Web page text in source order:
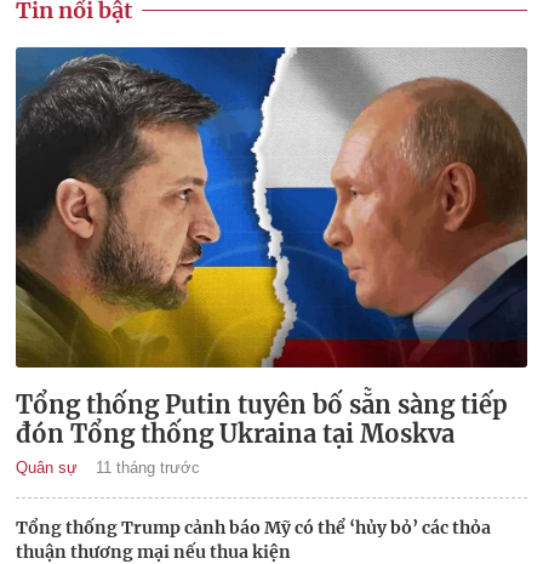
Tin nổi bật
Tổng thống Putin tuyên bố sẵn sàng tiếp
đón Tổng thống Ukraina tại Moskva
Quân sự 11 tháng trước
Tổng thống Trump cảnh báo Mỹ có thể ‘hủy bỏ’ các thỏa
thuận thương mại nếu thua kiện